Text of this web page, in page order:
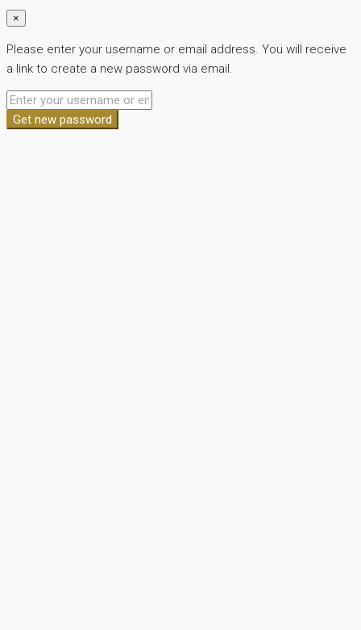
×
Please enter your username or email address. You will receive
a link to create a new password via email.
Get new password